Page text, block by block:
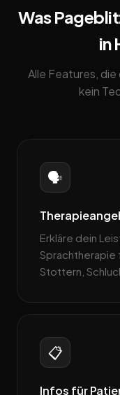
Was
in
Alle Features,
kein
🗣️
Erkläre dein
Sprachtherapie
Stottern,
📋
Infos für